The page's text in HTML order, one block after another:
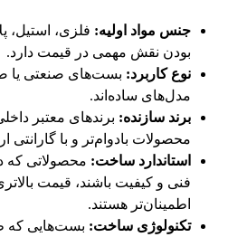
جنس مواد اولیه: فلزی، استیل،
بودن نقش مهمی در قیمت دارد.
نوع کاربرد: بست‌های صنعتی یا
مدل‌های ساده‌اند.
برند سازنده: برندهای معتبر
محصولات بادوام‌تر و با گارانتی
استاندارد ساخت: محصولاتی که
فنی و کیفیت باشند، قیمت
اطمینان‌تر هستند.
تکنولوژی ساخت: بست‌هایی که